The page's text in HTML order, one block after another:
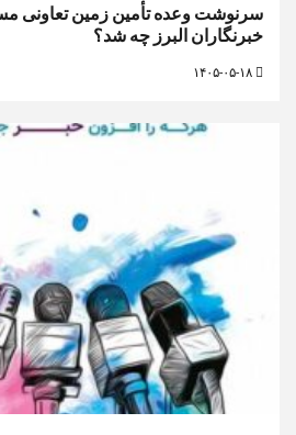
سرنوشت وعده تأمین زمین تعاونی
خبرنگاران البرز چه شد؟